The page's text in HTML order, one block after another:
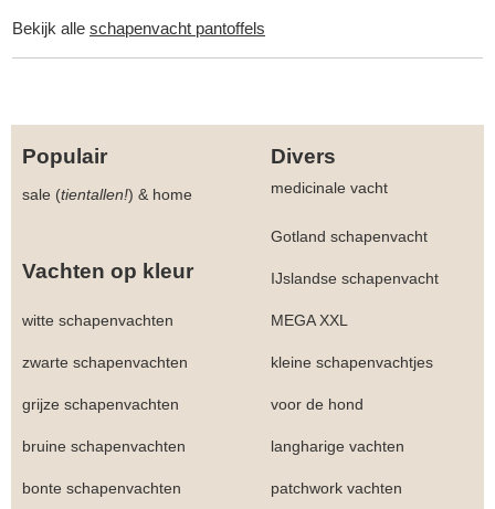
Bekijk alle schapenvacht pantoffels
Populair Divers
sale (tientallen!) & home medicinale vacht
Gotland schapenvacht
Vachten op kleur IJslandse schapenvacht
witte schapenvachten MEGA XXL
zwarte schapenvachten kleine schapenvachtjes
grijze schapenvachten voor de hond
bruine schapenvachten langharige vachten
bonte schapenvachten patchwork vachten